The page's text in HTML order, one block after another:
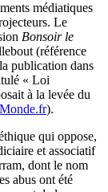
médiatiques
Le
Bonsoir le
(référence
publication dans
« Loi
à la levée du
Monde.fr).
qui oppose,
et associatif
dont le nom
abus ont été